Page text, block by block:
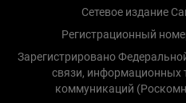
Сетевое издание
Регистрационный
Зарегистрировано
связи, информационных
коммуникаций